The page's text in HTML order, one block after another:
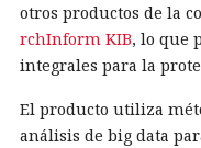
otros productos de la
rchInform KIB, lo que
integrales para la
El producto utiliza
análisis de big data